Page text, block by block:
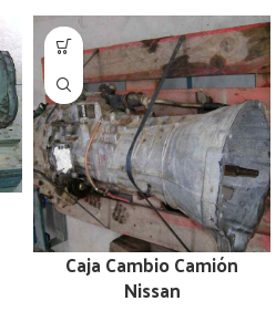
Caja Cambio Camión
Nissan